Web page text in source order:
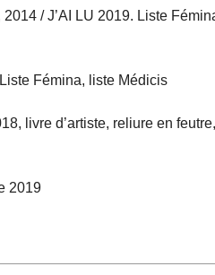
2014 / J’AI LU 2019. Liste
Fémina, liste Médicis
livre d’artiste, reliure en
2019